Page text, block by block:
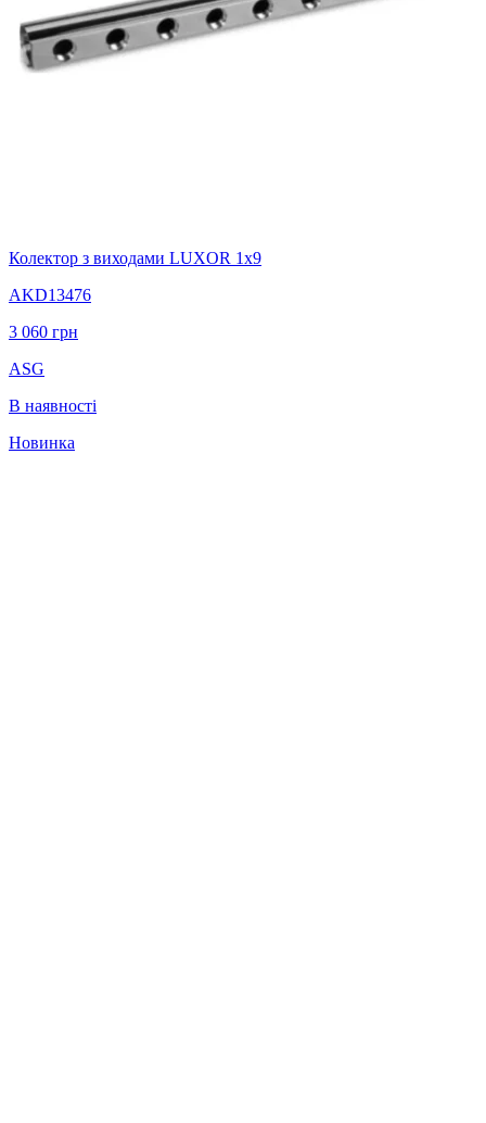
Колектор з виходами LUXOR 1x9
AKD13476
3 060 грн
ASG
В наявності
Новинка